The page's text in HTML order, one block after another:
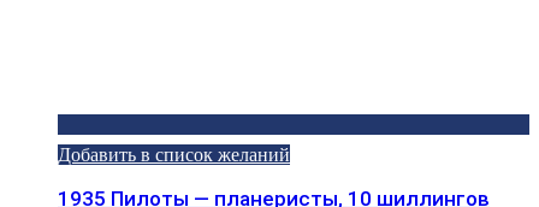
Добавить в список желаний
1935 Пилоты — планеристы, 10 шиллингов